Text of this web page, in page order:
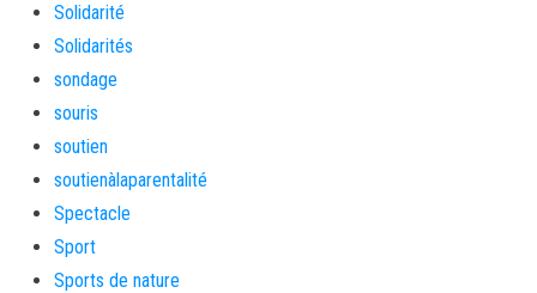
Solidarité
Solidarités
sondage
souris
soutien
soutienàlaparentalité
Spectacle
Sport
Sports de nature